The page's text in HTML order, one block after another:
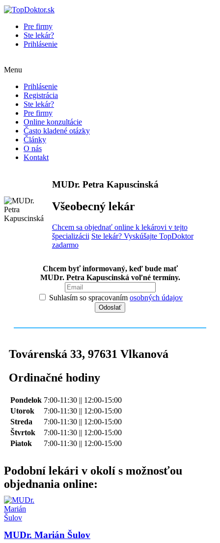
Pre firmy
Ste lekár?
Prihlásenie
Menu
Prihlásenie
Registrácia
Ste lekár?
Pre firmy
Online konzultácie
Často kladené otázky
Články
O nás
Kontakt
MUDr. Petra Kapuscinská
Všeobecný lekár
Chcem sa objednať online k lekárovi v tejto
špecializácii Ste lekár? Vyskúšajte TopDoktor
zadarmo
Chcem byť informovaný, keď bude mať
MUDr. Petra Kapuscinská voľné termíny.
Suhlasím so spracovaním osobných údajov
Továrenská 33, 97631 Vlkanová
Ordinačné hodiny
Pondelok 7:00-11:30 || 12:00-15:00
Utorok
7:00-11:30 || 12:00-15:00
Streda
7:00-11:30 || 12:00-15:00
Štvrtok
7:00-11:30 || 12:00-15:00
Piatok
7:00-11:30 || 12:00-15:00
Podobní lekári v okolí s možnosťou
objednania online:
MUDr. Marián Šulov